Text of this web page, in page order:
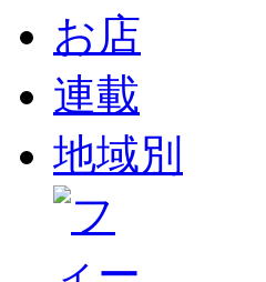
お店
連載
地域別